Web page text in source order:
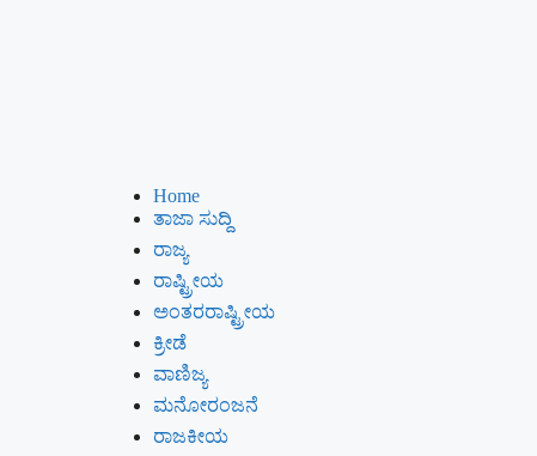
Home
ತಾಜಾ ಸುದ್ದಿ
ರಾಜ್ಯ
ರಾಷ್ಟ್ರೀಯ
ಅಂತರರಾಷ್ಟ್ರೀಯ
ಕ್ರೀಡೆ
ವಾಣಿಜ್ಯ
ಮನೋರಂಜನೆ
ರಾಜಕೀಯ